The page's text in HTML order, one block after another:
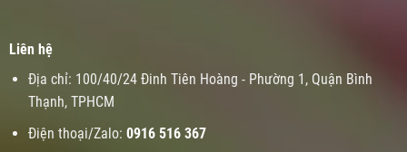
Liên hệ
Địa chỉ: 100/40/24 Đinh Tiên Hoàng - Phường 1, Quận Bình
Thạnh, TPHCM
Điện thoại/Zalo: 0916 516 367